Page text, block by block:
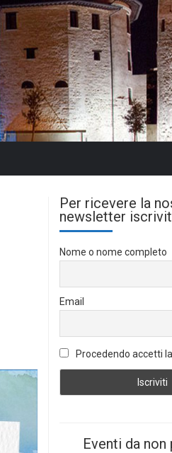
Per ricevere la
newsletter
Nome o nome completo
Email
Procedendo accetti
Eventi da non